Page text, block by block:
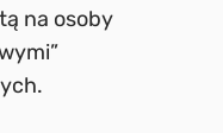
na osoby